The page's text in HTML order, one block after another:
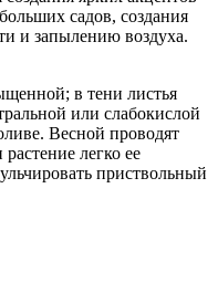
садов, создания
и запылению воздуха.
в тени листья
или слабокислой
Весной проводят
легко ее
приствольный